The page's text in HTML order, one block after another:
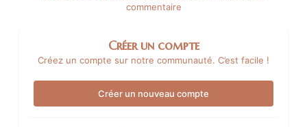
commentaire
Créer un compte
Créez un compte sur notre communauté. C’est facile !
Créer un nouveau compte